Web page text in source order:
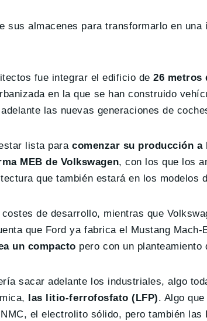
sus almacenes para transformarlo en
fue integrar el edificio de 26 metros
en la que se han construido
las nuevas generaciones de
lista para comenzar su producción a
MEB de Volkswagen, con los que los
que también estará en los modelos
de desarrollo, mientras que
que Ford ya fabrica el Mustang
un compacto pero con un
sacar adelante los industriales, algo
las litio-ferrofosfato (LFP). Algo
el electrolito sólido, pero también las